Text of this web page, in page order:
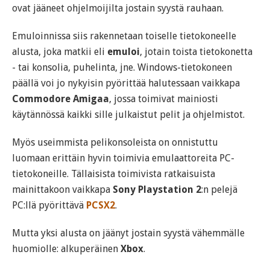
ovat jääneet ohjelmoijilta jostain syystä rauhaan.
Emuloinnissa siis rakennetaan toiselle tietokoneelle
alusta, joka matkii eli emuloi, jotain toista tietokonetta
- tai konsolia, puhelinta, jne. Windows-tietokoneen
päällä voi jo nykyisin pyörittää halutessaan vaikkapa
Commodore Amigaa, jossa toimivat mainiosti
käytännössä kaikki sille julkaistut pelit ja ohjelmistot.
Myös useimmista pelikonsoleista on onnistuttu
luomaan erittäin hyvin toimivia emulaattoreita PC-
tietokoneille. Tällaisista toimivista ratkaisuista
mainittakoon vaikkapa Sony Playstation 2:n pelejä
PC:llä pyörittävä PCSX2.
Mutta yksi alusta on jäänyt jostain syystä vähemmälle
huomiolle: alkuperäinen Xbox.